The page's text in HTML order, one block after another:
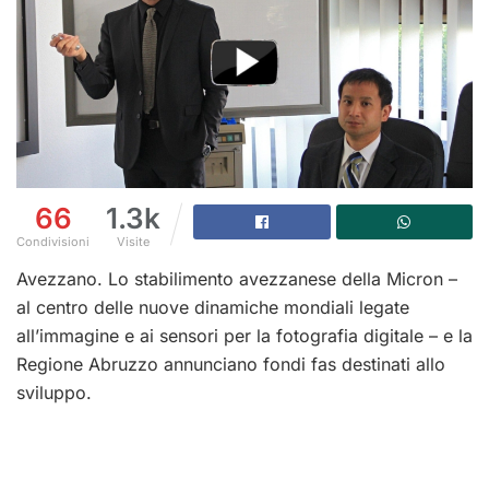
66
Condivisioni
1.3k
Visite
Avezzano. Lo stabilimento avezzanese della Micron –
al centro delle nuove dinamiche mondiali legate
all’immagine e ai sensori per la fotografia digitale – e la
Regione Abruzzo annunciano fondi fas destinati allo
sviluppo.